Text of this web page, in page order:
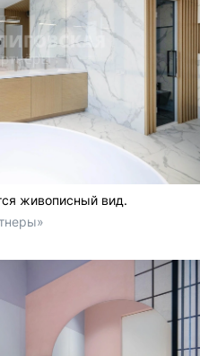
живописный вид.